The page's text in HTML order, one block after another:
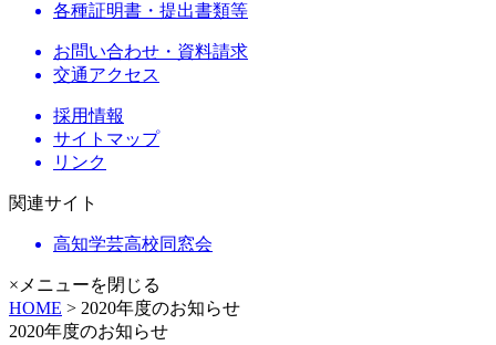
各種証明書・提出書類等
お問い合わせ・資料請求
交通アクセス
採用情報
サイトマップ
リンク
関連サイト
高知学芸高校同窓会
×メニューを閉じる
HOME > 2020年度のお知らせ
2020年度のお知らせ